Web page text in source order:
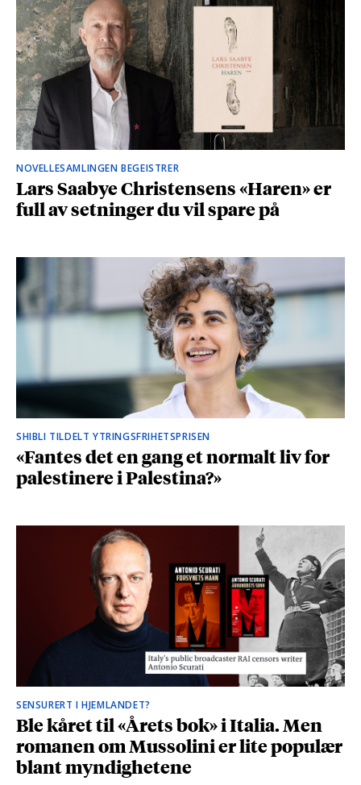
NOVELLESAMLINGEN BEGEISTRER
Lars Saabye Christensens «Haren» er
full av setninger du vil spare på
SHIBLI TILDELT YTRINGSFRIHETSPRISEN
«Fantes det en gang et normalt liv for
palestinere i Palestina?»
SENSURERT I HJEMLANDET?
Ble kåret til «Årets bok» i Italia. Men
romanen om Mussolini er lite populær
blant myndighetene